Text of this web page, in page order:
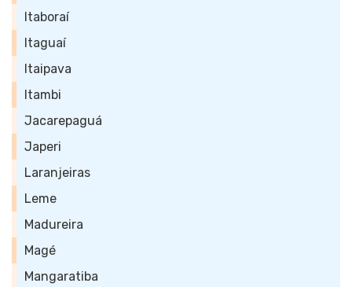
Itaboraí
Itaguaí
Itaipava
Itambi
Jacarepaguá
Japeri
Laranjeiras
Leme
Madureira
Magé
Mangaratiba